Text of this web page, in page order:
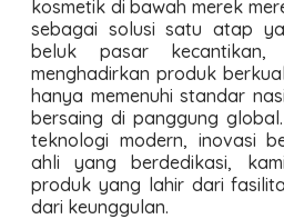
kosmetik di bawah merek
sebagai solusi satu atap
beluk pasar kecantikan,
menghadirkan produk
hanya memenuhi standar
bersaing di panggung
teknologi modern, inovasi
ahli yang berdedikasi,
produk yang lahir dari
dari keunggulan.